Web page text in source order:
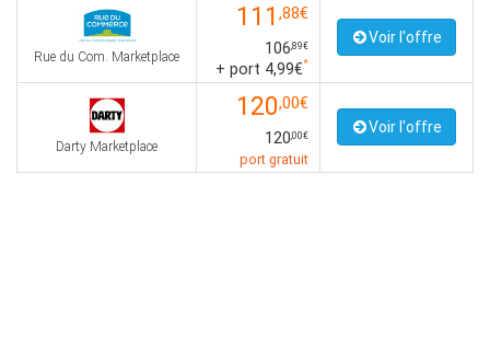
Rue du Com. Marketplace
111 ,88€
106,89€
+ port 4,99€*
Voir l'offre
Darty Marketplace
120,00€
120,00€
port gratuit
Voir l'offre